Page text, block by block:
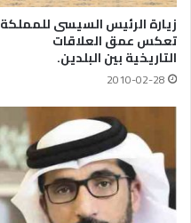
زيارة الرئيس السيسى للمملكة
تعكس عمق العلاقات
التاريخية بين البلدين.
2010-02-28